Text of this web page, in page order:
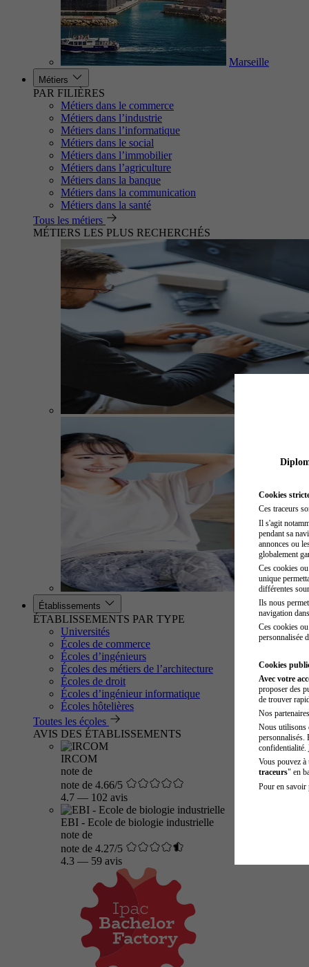
Marseille
Métiers
PAR FILIÈRES
Métiers dans le commerce
Métiers dans l’industrie
Métiers dans l’informatique
Métiers dans le social
Métiers dans l’immobilier
Métiers dans l’agriculture
Métiers dans la banque
Métiers dans la communication
Métiers dans la santé
Tous les métiers
MÉTIERS LES PLUS RECHERCHÉS
Établissements
ÉTABLISSEMENTS PAR TYPE
Universités
Écoles de commerce
Écoles d’ingénieurs
Écoles des métiers de l’architecture
Écoles de droit
Écoles d’ingénieur informatique
Écoles hôtelières
Toutes les écoles
AVIS DES ÉTABLISSEMENTS
IRCOM
note de
note de 4.66/5
4.7 — 102 avis
EBI - Ecole de biologie industrielle
note de
note de 4.27/5
4.3 — 59 avis
Cookies
Ces traceurs
Il s'agit
pendant sa
annonces ou
globalement
Ces cookies
unique
différentes
Ils nous
navigation
Ces cookies
personnalisée
Cookies
Avec votre
proposer des
de trouver
Nos
Nous utilisons
personnalisés.
confidentialité.
Vous pouvez
traceurs" en
Pour en